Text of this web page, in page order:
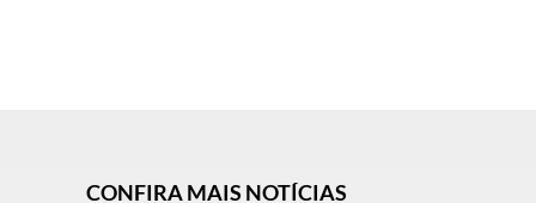
CONFIRA MAIS NOTÍCIAS